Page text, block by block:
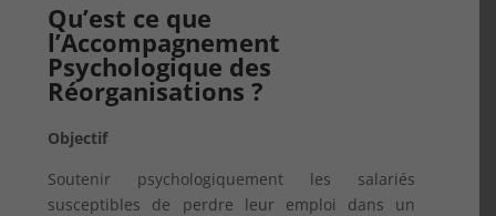
Qu’est ce que
l’Accompagnement
Psychologique des
Réorganisations ?
Objectif
Soutenir psychologiquement les salariés
susceptibles de perdre leur emploi dans un